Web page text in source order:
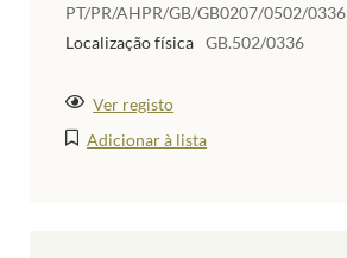
PT/PR/AHPR/GB/GB0207/0502/0336
Localização física GB.502/0336
Ver registo
Adicionar à lista